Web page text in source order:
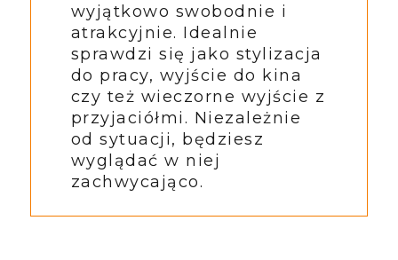
wyjątkowo swobodnie i
atrakcyjnie. Idealnie
sprawdzi się jako stylizacja
do pracy, wyjście do kina
czy też wieczorne wyjście z
przyjaciółmi. Niezależnie
od sytuacji, będziesz
wyglądać w niej
zachwycająco.